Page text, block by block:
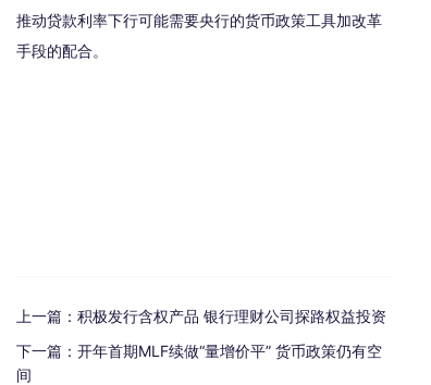
推动贷款利率下行可能需要央行的货币政策工具加改革
手段的配合。
上一篇： 积极发行含权产品 银行理财公司探路权益投资
下一篇： 开年首期MLF续做“量增价平” 货币政策仍有空
间